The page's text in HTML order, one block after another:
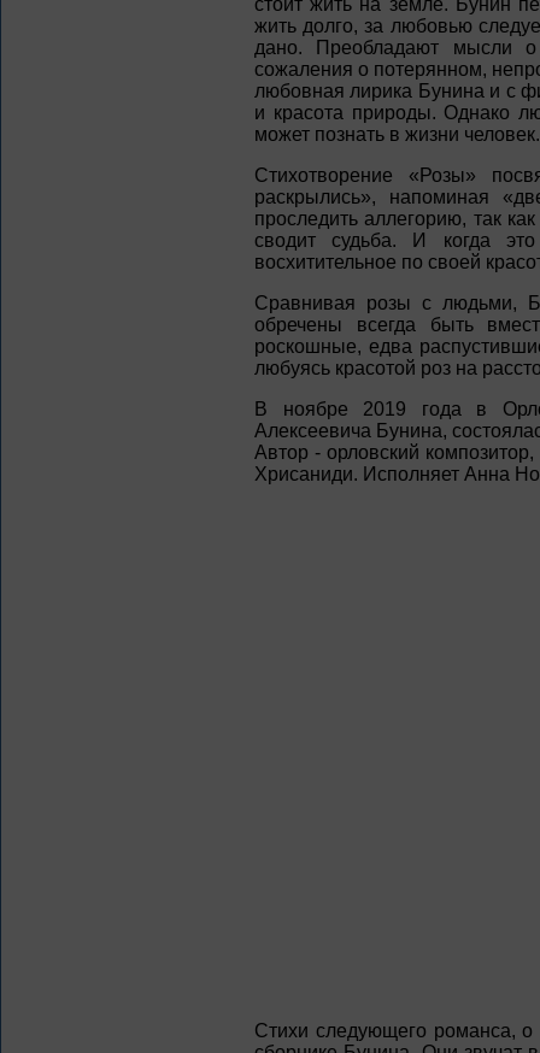
стоит жить на земле. Бунин
жить долго, за любовью
дано. Преобладают мысли
сожаления о потерянном,
любовная лирика Бунина и с
и красота природы. Однако
может познать в жизни человек.
Стихотворение «Розы»
раскрылись», напоминая
проследить аллегорию, так
сводит судьба. И когда
восхитительное по своей
Сравнивая розы с людьми,
обречены всегда быть
роскошные, едва
любуясь красотой роз на
В ноябре 2019 года в
Алексеевича Бунина,
Автор - орловский
Хрисаниди. Исполняет Анна
Стихи следующего романса, о